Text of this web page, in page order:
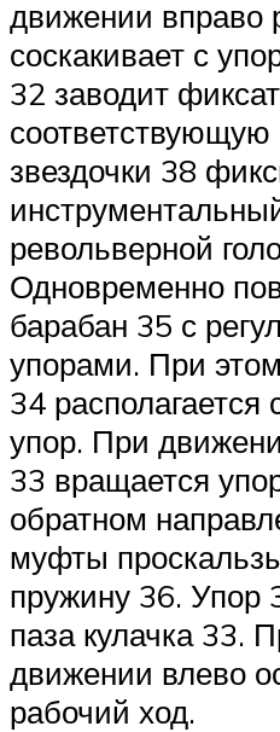
движении вправо
соскакивает с
32 заводит
соответствующую
звездочки 38
револьверной
Одновременно
барабан 35 с
упорами. При
34
упор. При
33 вращается
обратном
муфты
пружину 36. Упор
паза кулачка 33.
движении влево
рабочий ход.